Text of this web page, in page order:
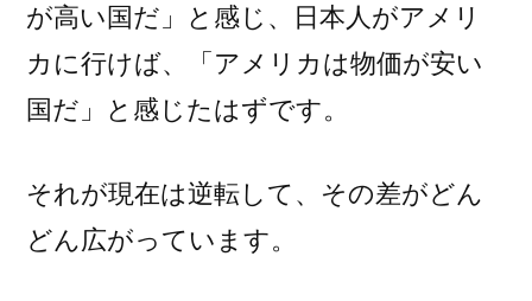
が高い国だ」と感じ、日本人がアメリ
カに行けば、「アメリカは物価が安い
国だ」と感じたはずです。
それが現在は逆転して、その差がどん
どん広がっています。